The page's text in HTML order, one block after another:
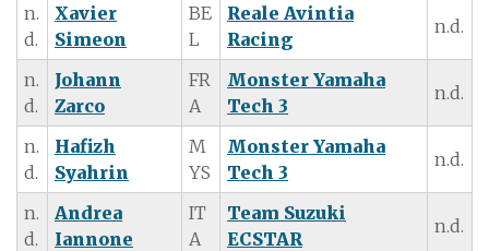
n.
d.
Xavier
Simeon
BE
L
Reale Avintia
Racing
n.d.
n.
d.
Johann
Zarco
FR
A
Monster Yamaha
Tech 3
n.d.
n.
d.
Hafizh
Syahrin
M
YS
Monster Yamaha
Tech 3
n.d.
n.
d.
Andrea
Iannone
IT
A
Team Suzuki
ECSTAR
n.d.